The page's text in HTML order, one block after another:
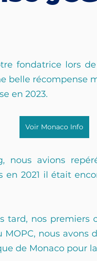
fondatrice lors
belle récompense
en 2023.
Voir Monaco Info
nous avions
en 2021 il était
tard, nos premiers
nous avons
de Monaco pour